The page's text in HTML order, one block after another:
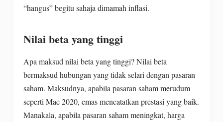
“hangus” begitu sahaja dimamah inflasi.
Nilai beta yang tinggi
Apa maksud nilai beta yang tinggi? Nilai beta
bermaksud hubungan yang tidak selari dengan pasaran
saham. Maksudnya, apabila pasaran saham merudum
seperti Mac 2020, emas mencatatkan prestasi yang baik.
Manakala, apabila pasaran saham meningkat, harga